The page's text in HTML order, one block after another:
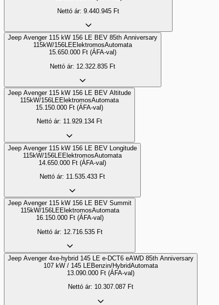
Nettó ár: 9.440.945 Ft
Jeep Avenger 115 kW 156 LE BEV 85th Anniversary
115kW/156LEElektromosAutomata
15.650.000 Ft (ÁFA-val)
Nettó ár: 12.322.835 Ft
Jeep Avenger 115 kW 156 LE BEV Altitude
115kW/156LEElektromosAutomata
15.150.000 Ft (ÁFA-val)
Nettó ár: 11.929.134 Ft
Jeep Avenger 115 kW 156 LE BEV Longitude
115kW/156LEElektromosAutomata
14.650.000 Ft (ÁFA-val)
Nettó ár: 11.535.433 Ft
Jeep Avenger 115 kW 156 LE BEV Summit
115kW/156LEElektromosAutomata
16.150.000Ft (ÁFA-val)
Nettó ár: 12.716.535Ft
Jeep Avenger 4xe-hybrid 145 LE e-DCT6 eAWD 85th Anniversary
107 kW / 145 LEBenzin/HybridAutomata
13.090.000 Ft (ÁFA-val)
Nettó ár: 10.307.087 Ft